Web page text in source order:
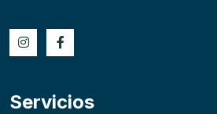
Servicios